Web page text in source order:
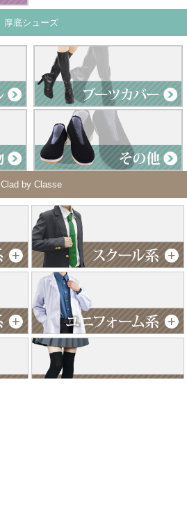
厚底シューズ
Clad by Classe